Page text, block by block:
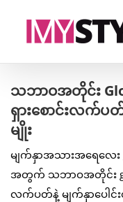
သဘာဝအတိုင်း
ရှားစောင်းလက်ပ
မျိုး
မျက်နှာအသားအရေလေ
အတွက် သဘာဝအတိုင်း
လက်ပတ်နဲ့ မျက်နှာပေါင်